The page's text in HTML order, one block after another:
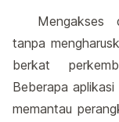
Mengakses
tanpa
berkat
Beberapa
memantau